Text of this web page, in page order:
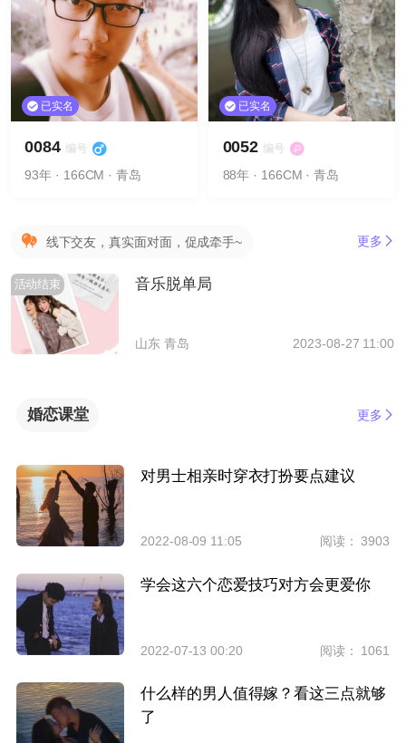
已实名
0084 编号
93年 · 166CM · 青岛
已实名
0052 编号
88年 · 166CM · 青岛
线下交友，真实面对面，促成牵手~ 更多
活动结束 音乐脱单局
山东 青岛 2023-08-27 11:00
婚恋课堂 更多
对男士相亲时穿衣打扮要点建议
2022-08-09 11:05 阅读： 3903
学会这六个恋爱技巧对方会更爱你
2022-07-13 00:20 阅读： 1061
什么样的男人值得嫁？看这三点就够
了